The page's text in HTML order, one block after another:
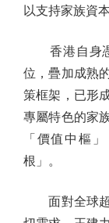
以支持家族資
香港自身憑
位，疊加成熟
策框架，已形
專屬特色的家
「價值中樞
根」。
面對全球超